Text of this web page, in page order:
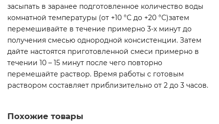
засыпать в заранее подготовленное количество воды
комнатной температуры (от +10 °С до +20 °С)затем
перемешивайте в течение примерно 3-х минут до
получения смесью однородной консистенции. Затем
дайте настоятся приготовленной смеси примерно в
течении 10 – 15 минут после чего повторно
перемешайте раствор. Время работы с готовым
раствором составляет приблизительно от 2 до 3 часов.
Похожие товары